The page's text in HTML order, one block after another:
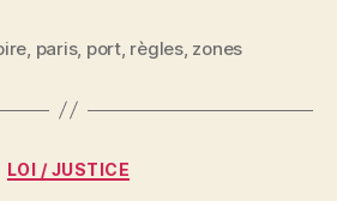
paris, port, règles, zones
Catégories
LOI / JUSTICE